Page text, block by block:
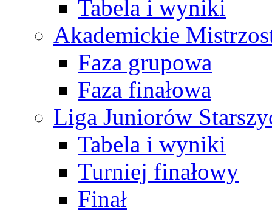
Tabela i wyniki
Akademickie
Faza grupowa
Faza finałowa
Liga Juniorów
Tabela i wyniki
Turniej finałowy
Finał